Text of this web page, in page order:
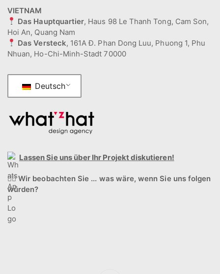
VIETNAM
Das Hauptquartier, Haus 98 Le Thanh Tong, Cam Son,
Hoi An, Quang Nam
Das Versteck, 161A Đ. Phan Dong Luu, Phuong 1, Phu
Nhuan, Ho-Chi-Minh-Stadt 70000
Deutsch
Lassen Sie uns über Ihr Projekt diskutieren!
🕵️‍♂️Wir beobachten Sie ... was wäre, wenn Sie uns folgen
würden?